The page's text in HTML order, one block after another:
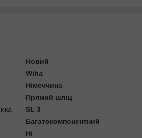
Новий
Wiha
Німеччина
Прямий шліц
SL 3
Багатокомпонентний
Ні